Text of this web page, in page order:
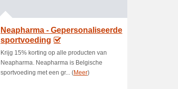
Neapharma - Gepersonaliseerde
sportvoeding
Krijg 15% korting op alle producten van
Neapharma. Neapharma is Belgische
sportvoeding met een gr... (Meer)